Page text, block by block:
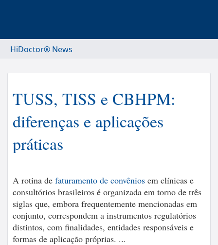
HiDoctor® News
TUSS, TISS e CBHPM:
diferenças e aplicações
práticas
A rotina de faturamento de convênios em clínicas e
consultórios brasileiros é organizada em torno de três
siglas que, embora frequentemente mencionadas em
conjunto, correspondem a instrumentos regulatórios
distintos, com finalidades, entidades responsáveis e
formas de aplicação próprias. ...